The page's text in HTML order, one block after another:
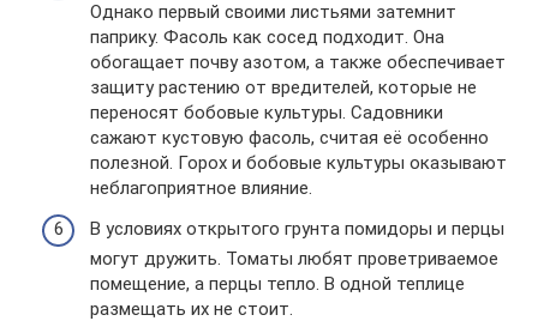
Однако первый своими листьями затемнит
паприку. Фасоль как сосед подходит. Она
обогащает почву азотом, а также обеспечивает
защиту растению от вредителей, которые не
переносят бобовые культуры. Садовники
сажают кустовую фасоль, считая её особенно
полезной. Горох и бобовые культуры оказывают
неблагоприятное влияние.
В условиях открытого грунта помидоры и перцы
могут дружить. Томаты любят проветриваемое
помещение, а перцы тепло. В одной теплице
размещать их не стоит.